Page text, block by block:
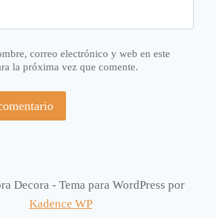
correo electrónico y web en este
la próxima vez que comente.
Decora - Tema para WordPress por
Kadence WP